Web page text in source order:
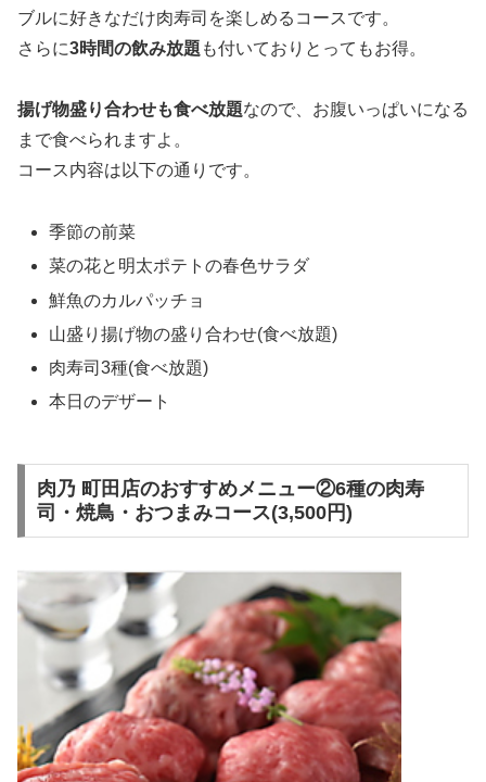
ブルに好きなだけ肉寿司を楽しめるコースです。
さらに3時間の飲み放題 も付いておりとってもお得。
揚げ物盛り合わせも食べ放題なので、お腹いっぱいになる
まで食べられますよ。
コース内容は以下の通りです。
季節の前菜
菜の花と明太ポテトの春色サラダ
鮮魚のカルパッチョ
山盛り揚げ物の盛り合わせ(食べ放題)
肉寿司3種(食べ放題)
本日のデザート
肉乃 町田店のおすすめメニュー②6種の肉寿
司・焼鳥・おつまみコース(3,500円)